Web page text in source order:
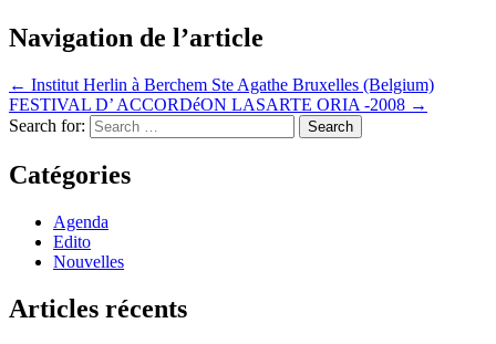
Navigation de l’article
← Institut Herlin à Berchem Ste Agathe Bruxelles (Belgium)
FESTIVAL D’ ACCORDéON LASARTE ORIA -2008 →
Search for:
Catégories
Agenda
Edito
Nouvelles
Articles récents